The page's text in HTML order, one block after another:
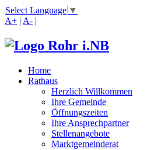
Select Language ▼
A+ | A- |
Home
Rathaus
Herzlich Willkommen
Ihre Gemeinde
Öffnungszeiten
Ihre Ansprechpartner
Stellenangebote
Marktgemeinderat